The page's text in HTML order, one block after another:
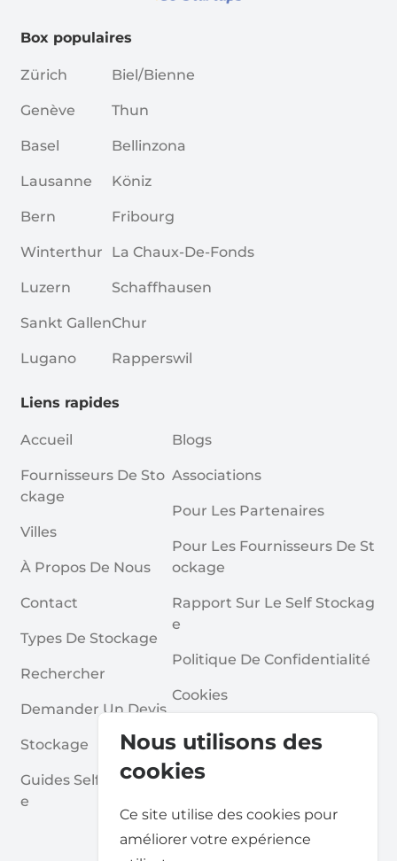
Nous utilisons des
cookies
Ce site utilise des cookies pour
améliorer votre expérience
Box populaires
Zürich
Genève
Basel
Lausanne
Bern
Winterthur
Luzern
Sankt Gallen
Lugano
Biel/Bienne
Thun
Bellinzona
Köniz
Fribourg
La Chaux-De-Fonds
Schaffhausen
Chur
Rapperswil
Liens rapides
Accueil
Fournisseurs De Sto
Ckage
Villes
À Propos De Nous
Contact
Types De Stockage
Rechercher
Demander Un Devis
Stockage
Guides Self Stockag
E
Blogs
Associations
Pour Les Partenaires
Pour Les Fournisseurs De St
Ockage
Rapport Sur Le Self Stockag
E
Politique De Confidentialité
Cookies
Conditions Générales
Questions Fréquentes